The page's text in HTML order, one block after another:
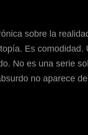
sobre la
Es comodidad.
No es una serie
no aparece